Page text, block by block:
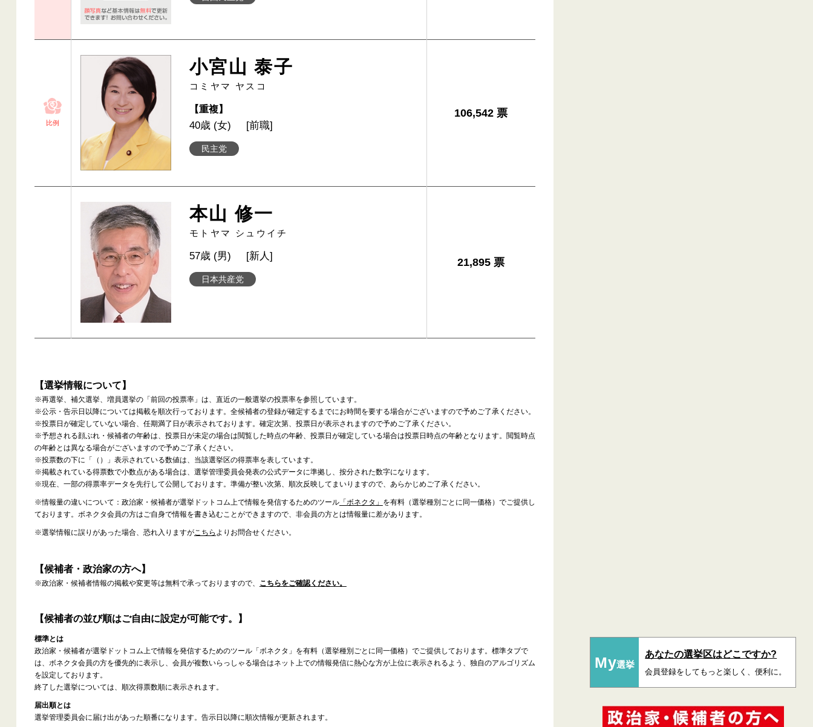
比例
小宮山 泰子
コミヤマ ヤスコ
民主党
【重複】
40歳 (女) [前職]
106,542 票
本山 修一
モトヤマ シュウイチ
日本共産党
57歳 (男) [新人]
21,895 票
【選挙情報について】
※再選挙、補欠選挙、増員選挙の「前回の投票率」は、直近の一般選挙の投票率を参照しています。
※公示・告示日以降については掲載を順次行っております。全候補者の登録が確定するまでにお時間を要する場合がございますので予めご了承ください。
※投票日が確定していない場合、任期満了日が表示されております。確定次第、投票日が表示されますので予めご了承ください。
※予想される顔ぶれ・候補者の年齢は、投票日が未定の場合は閲覧した時点の年齢、投票日が確定している場合は投票日時点の年齢となります。閲覧時点
の年齢とは異なる場合がございますので予めご了承ください。
※投票数の下に「（）」表示されている数値は、当該選挙区の得票率を表しています。
※掲載されている得票数で小数点がある場合は、選挙管理委員会発表の公式データに準拠し、按分された数字になります。
※現在、一部の得票率データを先行して公開しております。準備が整い次第、順次反映してまいりますので、あらかじめご了承ください。
※情報量の違いについて：政治家・候補者が選挙ドットコム上で情報を発信するためのツール「ボネクタ」 を有料（選挙種別ごとに同一価格）でご提供し
ております。ボネクタ会員の方はご自身で情報を書き込むことができますので、非会員の方とは情報量に差があります。
※選挙情報に誤りがあった場合、恐れ入りますがこちら よりお問合せください。
【候補者・政治家の方へ】
※政治家・候補者情報の掲載や変更等は無料で承っておりますので、 こちらをご確認ください。
【候補者の並び順はご自由に設定が可能です。】
標準とは
政治家・候補者が選挙ドットコム上で情報を発信するためのツール「ボネクタ」を有料（選挙種別ごとに同一価格）でご提供しております。標準タブで
は、ボネクタ会員の方を優先的に表示し、会員が複数いらっしゃる場合はネット上での情報発信に熱心な方が上位に表示されるよう、独自のアルゴリズム
を設定しております。
終了した選挙については、順次得票数順に表示されます。
届出順とは
選挙管理委員会に届け出があった順番になります。告示日以降に順次情報が更新されます。
My選挙
あなたの選挙区はどこですか?
会員登録をしてもっと楽しく、便利に。